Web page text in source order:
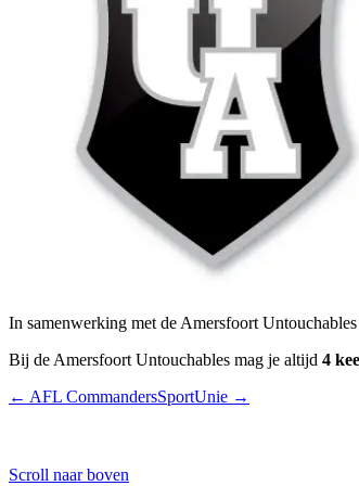
In samenwerking met de Amersfoort
Bij de Amersfoort Untouchables mag je altijd 4
← AFL CommandersSportUnie →
Scroll naar boven